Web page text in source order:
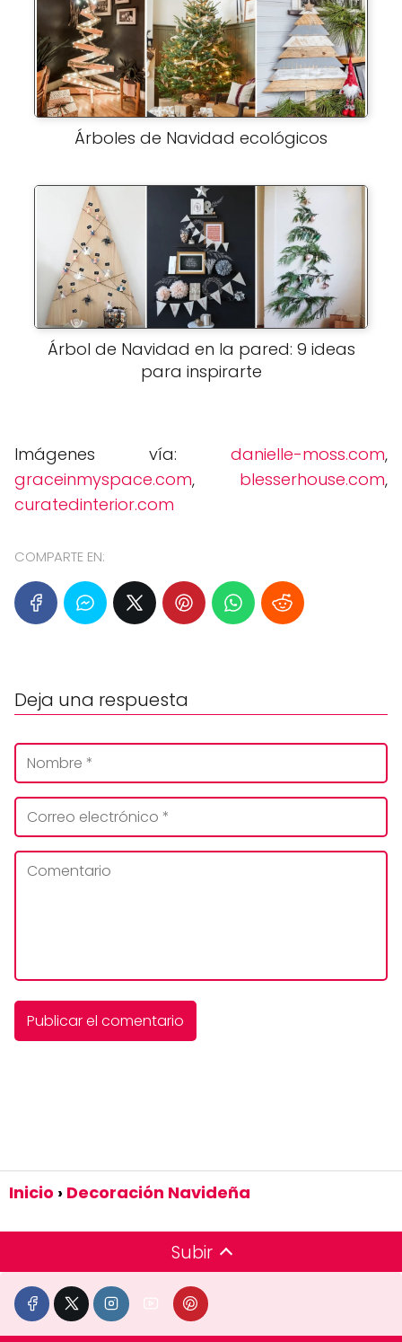
Árboles de Navidad ecológicos
Árbol de Navidad en la pared: 9 ideas
para inspirarte
Imágenes vía: danielle-moss.com,
graceinmyspace.com, blesserhouse.com,
curatedinterior.com
COMPARTE EN:
Deja una respuesta
Inicio Decoración Navideña
Subir